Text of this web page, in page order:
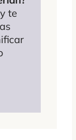
te